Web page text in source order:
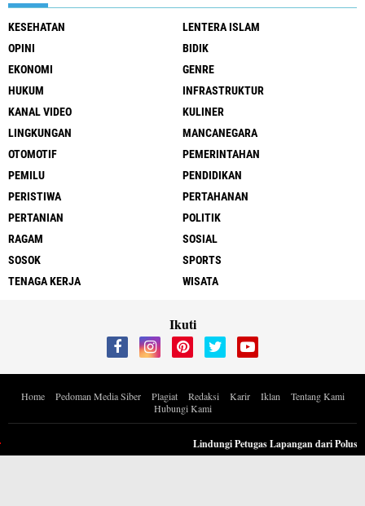
KESEHATAN
LENTERA ISLAM
OPINI
BIDIK
EKONOMI
GENRE
HUKUM
INFRASTRUKTUR
KANAL VIDEO
KULINER
LINGKUNGAN
MANCANEGARA
OTOMOTIF
PEMERINTAHAN
PEMILU
PENDIDIKAN
PERISTIWA
PERTAHANAN
PERTANIAN
POLITIK
RAGAM
SOSIAL
SOSOK
SPORTS
TENAGA KERJA
WISATA
Ikuti
Lindungi Petugas Lapangan dari Polusi
Home Pedoman Media Siber Plagiat Redaksi Karir Iklan
Tentang Kami
Hubungi Kami
2026 Berita Inspiratif Progresif.id by ApoedCyber